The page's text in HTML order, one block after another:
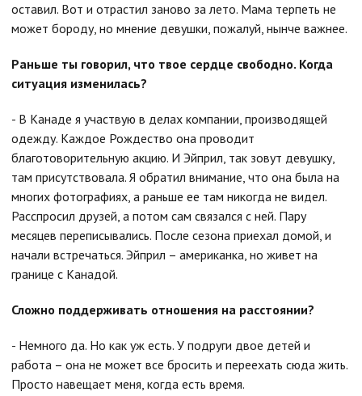
оставил. Вот и отрастил заново за лето. Мама терпеть не
может бороду, но мнение девушки, пожалуй, нынче важнее.
Раньше ты говорил, что твое сердце свободно. Когда
ситуация изменилась?
- В Канаде я участвую в делах компании, производящей
одежду. Каждое Рождество она проводит
благотоворительную акцию. И Эйприл, так зовут девушку,
там присутствовала. Я обратил внимание, что она была на
многих фотографиях, а раньше ее там никогда не видел.
Расспросил друзей, а потом сам связался с ней. Пару
месяцев переписывались. После сезона приехал домой, и
начали встречаться. Эйприл – американка, но живет на
границе с Канадой.
Сложно поддерживать отношения на расстоянии?
- Немного да. Но как уж есть. У подруги двое детей и
работа – она не может все бросить и переехать сюда жить.
Просто навещает меня, когда есть время.